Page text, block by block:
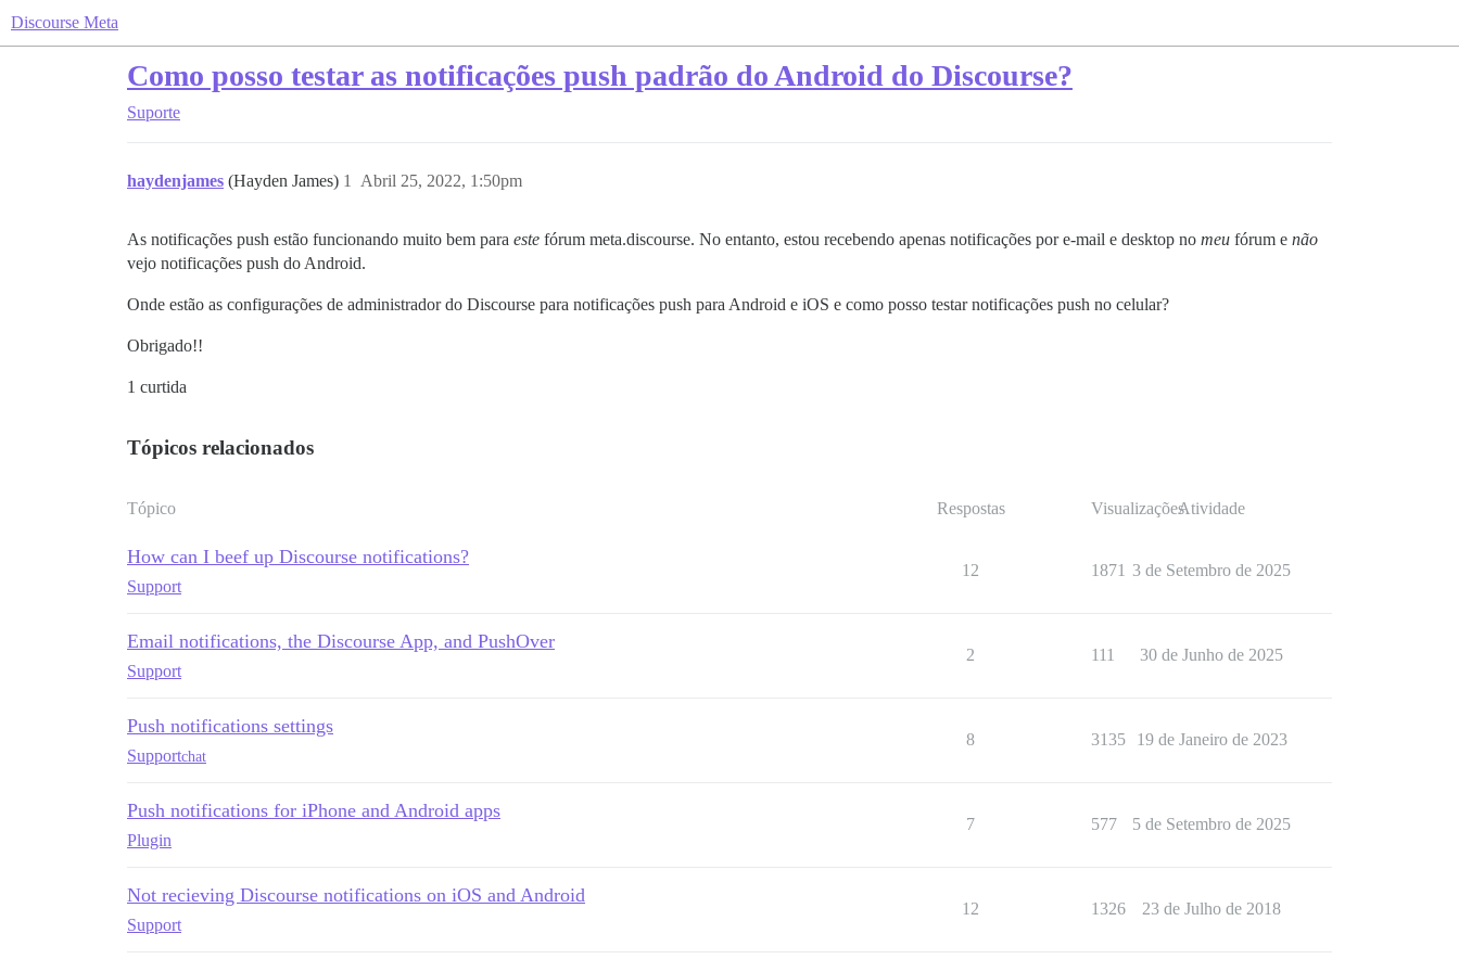
Discourse Meta
Como posso testar as notificações push padrão do Android do Discourse?
Suporte
haydenjames (Hayden James) Abril 25, 2022, 1:50pm
1
As notificações push estão funcionando muito bem para este fórum meta.discourse. No entanto, estou recebendo apenas notificações por e-mail e desktop no meu fórum e não
vejo notificações push do Android.
Onde estão as configurações de administrador do Discourse para notificações push para Android e iOS e como posso testar notificações push no celular?
Obrigado!!
1 curtida
Tópicos relacionados
Tópico Respostas VisualizaçõesAtividade
How can I beef up Discourse notifications?
Support
12 1871 3 de Setembro de 2025
Email notifications, the Discourse App, and PushOver
Support
2 111 30 de Junho de 2025
Push notifications settings
Supportchat
8 3135 19 de Janeiro de 2023
Push notifications for iPhone and Android apps
Plugin
7 577 5 de Setembro de 2025
Not recieving Discourse notifications on iOS and Android
Support
12 1326 23 de Julho de 2018